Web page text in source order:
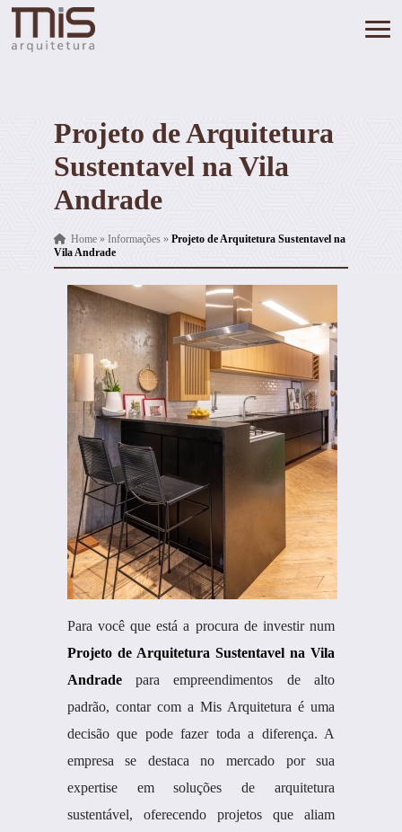
Projeto de Arquitetura
Sustentavel na Vila
Andrade
Home» Informações » Projeto de Arquitetura Sustentavel na
Vila Andrade
Para você que está a procura de investir num
Projeto de Arquitetura Sustentavel na Vila
Andradepara empreendimentos de alto
padrão, contar com a Mis Arquitetura é uma
decisão que pode fazer toda a diferença. A
empresa se destaca no mercado por sua
expertise em soluções de arquitetura
sustentável, oferecendo projetos que aliam